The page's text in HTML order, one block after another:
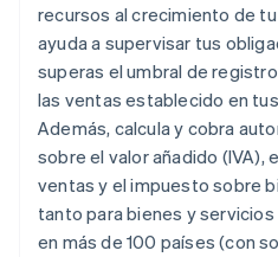
recursos al crecimiento de
ayuda a supervisar tus
superas el umbral de
las ventas establecido en
Además, calcula y cobra
sobre el valor añadido (IVA),
ventas y el impuesto sobre
tanto para bienes y
en más de 100 países (con